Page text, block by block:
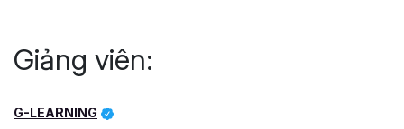
Giảng viên:
G-LEARNING